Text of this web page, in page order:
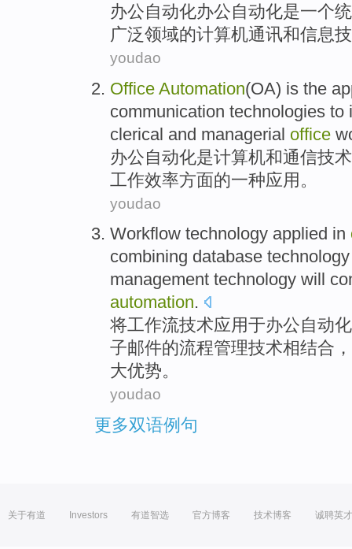
办公自动化办公自动化是一个
广泛领域的计算机通讯和信息
youdao
Office Automation(OA) is the
communication technologies to
clerical and managerial office
办公自动化是计算机和通信技术
工作效率方面的一种应用 。
youdao
Workflow technology applied in
combining database technology
management technology will
automation.
将工作流技术应用于办公自动化
子邮件的流程管理技术相结合
大优势。
youdao
更多双语例句
关于有道 Investors 有道智选 官方博客 技术博客 诚聘英才